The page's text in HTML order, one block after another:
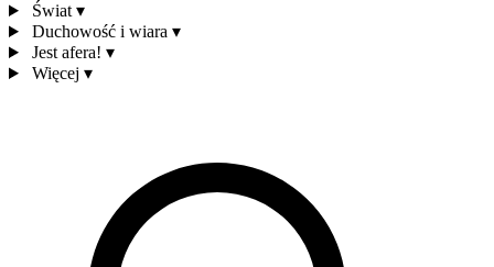
Świat ▾
Duchowość i wiara ▾
Jest afera! ▾
Więcej ▾